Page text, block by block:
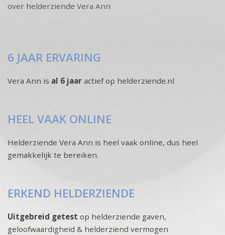
over helderziende Vera Ann
6 JAAR ERVARING
Vera Ann is al 6 jaar actief op helderziende.nl
HEEL VAAK ONLINE
Helderziende Vera Ann is heel vaak online, dus heel
gemakkelijk te bereiken.
ERKEND HELDERZIENDE
Uitgebreid getest op helderziende gaven,
geloofwaardigheid & helderziend vermogen